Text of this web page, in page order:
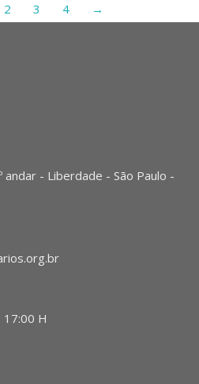
2 3 4 →
andar - Liberdade - São Paulo -
17:00 H